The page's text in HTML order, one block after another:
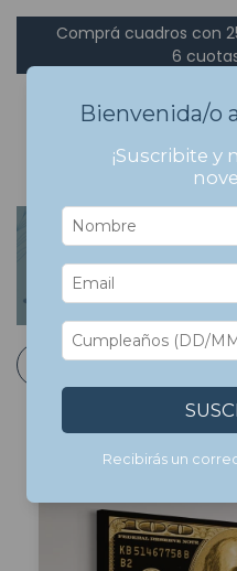
Comprá cuadros con
6
Inicio > Cuadros
Filtrar
Bienvenida/o
¡Suscribite y
Recibirás un